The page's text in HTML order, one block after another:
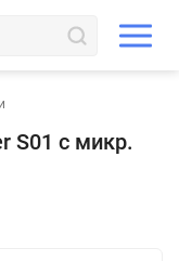
S01 с микр.